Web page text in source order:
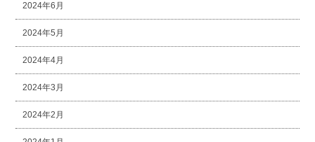
2024年6月
2024年5月
2024年4月
2024年3月
2024年2月